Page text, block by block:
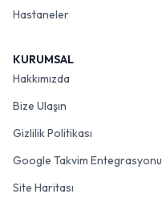
Hastaneler
KURUMSAL
Hakkımızda
Bize Ulaşın
Gizlilik Politikası
Google Takvim Entegrasyonu
Site Haritası